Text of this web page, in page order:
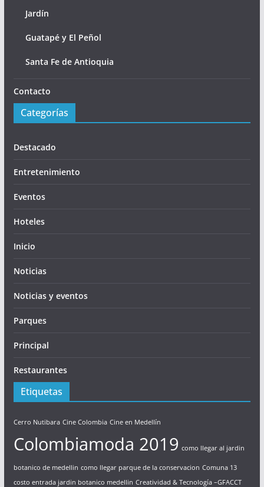
Jardín
Guatapé y El Peñol
Santa Fe de Antioquia
Contacto
Categorías
Destacado
Entretenimiento
Eventos
Hoteles
Inicio
Noticias
Noticias y eventos
Parques
Principal
Restaurantes
Etiquetas
Cerro Nutibara Cine Colombia Cine en Medellín
Colombiamoda 2019 como llegar al jardin
botanico de medellin como llegar parque de la conservacion Comuna 13
costo entrada jardin botanico medellin Creatividad & Tecnología –GFACCT